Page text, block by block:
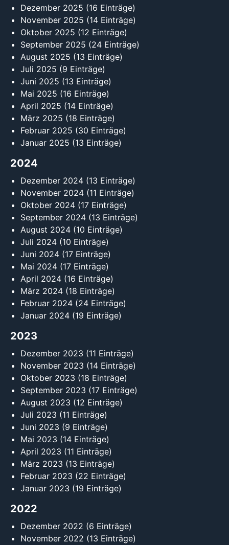
Dezember 2025 (16 Einträge)
November 2025 (14 Einträge)
Oktober 2025 (12 Einträge)
September 2025 (24 Einträge)
August 2025 (13 Einträge)
Juli 2025 (9 Einträge)
Juni 2025 (13 Einträge)
Mai 2025 (16 Einträge)
April 2025 (14 Einträge)
März 2025 (18 Einträge)
Februar 2025 (30 Einträge)
Januar 2025 (13 Einträge)
2024
Dezember 2024 (13 Einträge)
November 2024 (11 Einträge)
Oktober 2024 (17 Einträge)
September 2024 (13 Einträge)
August 2024 (10 Einträge)
Juli 2024 (10 Einträge)
Juni 2024 (17 Einträge)
Mai 2024 (17 Einträge)
April 2024 (16 Einträge)
März 2024 (18 Einträge)
Februar 2024 (24 Einträge)
Januar 2024 (19 Einträge)
2023
Dezember 2023 (11 Einträge)
November 2023 (14 Einträge)
Oktober 2023 (18 Einträge)
September 2023 (17 Einträge)
August 2023 (12 Einträge)
Juli 2023 (11 Einträge)
Juni 2023 (9 Einträge)
Mai 2023 (14 Einträge)
April 2023 (11 Einträge)
März 2023 (13 Einträge)
Februar 2023 (22 Einträge)
Januar 2023 (19 Einträge)
2022
Dezember 2022 (6 Einträge)
November 2022 (13 Einträge)